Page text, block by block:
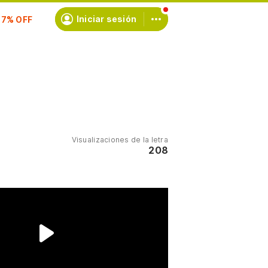
Iniciar sesión
Visualizaciones de la letra
208